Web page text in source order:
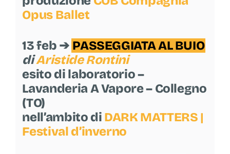
Opus Ballet
13 feb ➔ PASSEGGIATA AL BUIO
diAristide Rontini
esito di laboratorio –
Lavanderia A Vapore – Collegno
(TO)
nell’ambito di DARK MATTERS |
Festival d’inverno